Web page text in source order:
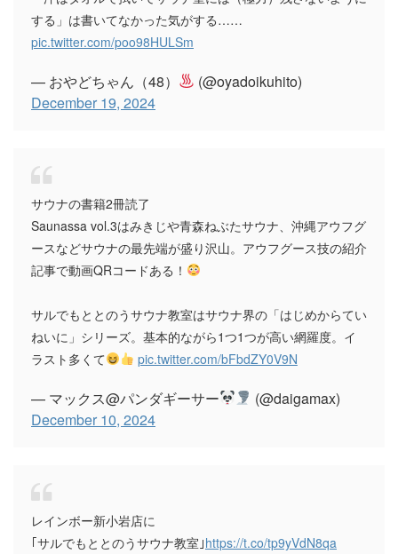
する」は書いてなかった気がする……
pic.twitter.com/poo98HULSm
— おやどちゃん（48）
(@oyadoikuhito)
December 19, 2024
サウナの書籍2冊読了
Saunassa vol.3はみきじや青森ねぶたサウナ、沖縄アウフグ
ースなどサウナの最先端が盛り沢山。アウフグース技の紹介
記事で動画QRコードある！
サルでもととのうサウナ教室はサウナ界の「はじめからてい
ねいに」シリーズ。基本的ながら1つ1つが高い網羅度。イ
ラスト多くて
pic.twitter.com/bFbdZY0V9N
— マックス@パンダギーサー
(@daigamax)
December 10, 2024
レインボー新小岩店に
｢サルでもととのうサウナ教室｣https://t.co/tp9yVdN8qa